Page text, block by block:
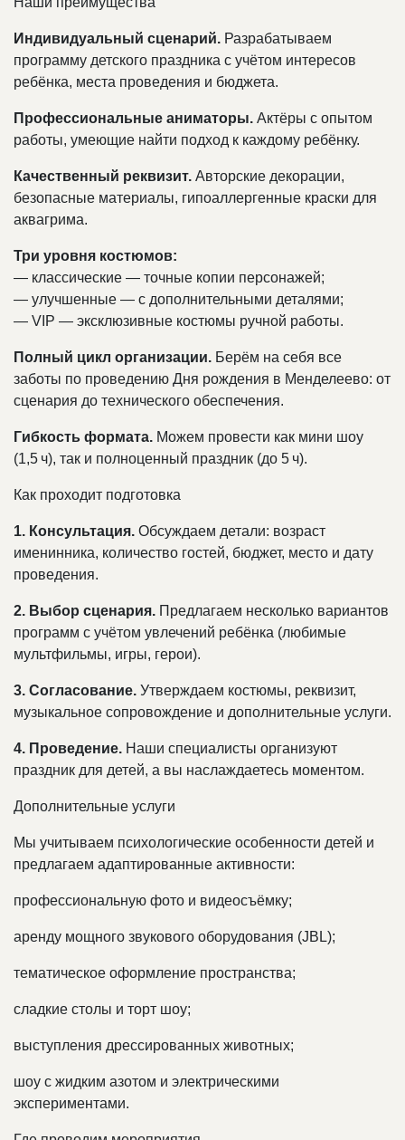
Индивидуальный сценарий. Разрабатываем
программу детского праздника с учётом интересов
ребёнка, места проведения и бюджета.
Профессиональные аниматоры. Актёры с опытом
работы, умеющие найти подход к каждому ребёнку.
Качественный реквизит. Авторские декорации,
безопасные материалы, гипоаллергенные краски для
аквагрима.
Три уровня костюмов:
— классические — точные копии персонажей;
— улучшенные — с дополнительными деталями;
— VIP — эксклюзивные костюмы ручной работы.
Полный цикл организации. Берём на себя все
заботы по проведению Дня рождения в Менделеево: от
сценария до технического обеспечения.
Гибкость формата. Можем провести как мини шоу
(1,5 ч), так и полноценный праздник (до 5 ч).
Как проходит подготовка
1. Консультация. Обсуждаем детали: возраст
именинника, количество гостей, бюджет, место и дату
проведения.
2. Выбор сценария. Предлагаем несколько вариантов
программ с учётом увлечений ребёнка (любимые
мультфильмы, игры, герои).
3. Согласование. Утверждаем костюмы, реквизит,
музыкальное сопровождение и дополнительные услуги.
4. Проведение. Наши специалисты организуют
праздник для детей, а вы наслаждаетесь моментом.
Дополнительные услуги
Мы учитываем психологические особенности детей и
предлагаем адаптированные активности:
профессиональную фото и видеосъёмку;
аренду мощного звукового оборудования (JBL);
тематическое оформление пространства;
сладкие столы и торт шоу;
выступления дрессированных животных;
шоу с жидким азотом и электрическими
экспериментами.